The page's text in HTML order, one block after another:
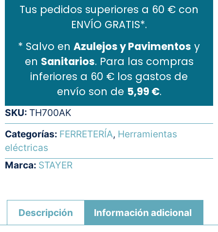
Tus pedidos superiores a 60 € con
ENVÍO GRATIS*.
* Salvo en Azulejos y Pavimentos y
en Sanitarios. Para las compras
inferiores a 60 € los gastos de
envío son de 5,99 €.
SKU: TH700AK
Categorías: FERRETERÍA, Herramientas
eléctricas
Marca: STAYER
Descripción Información adicional